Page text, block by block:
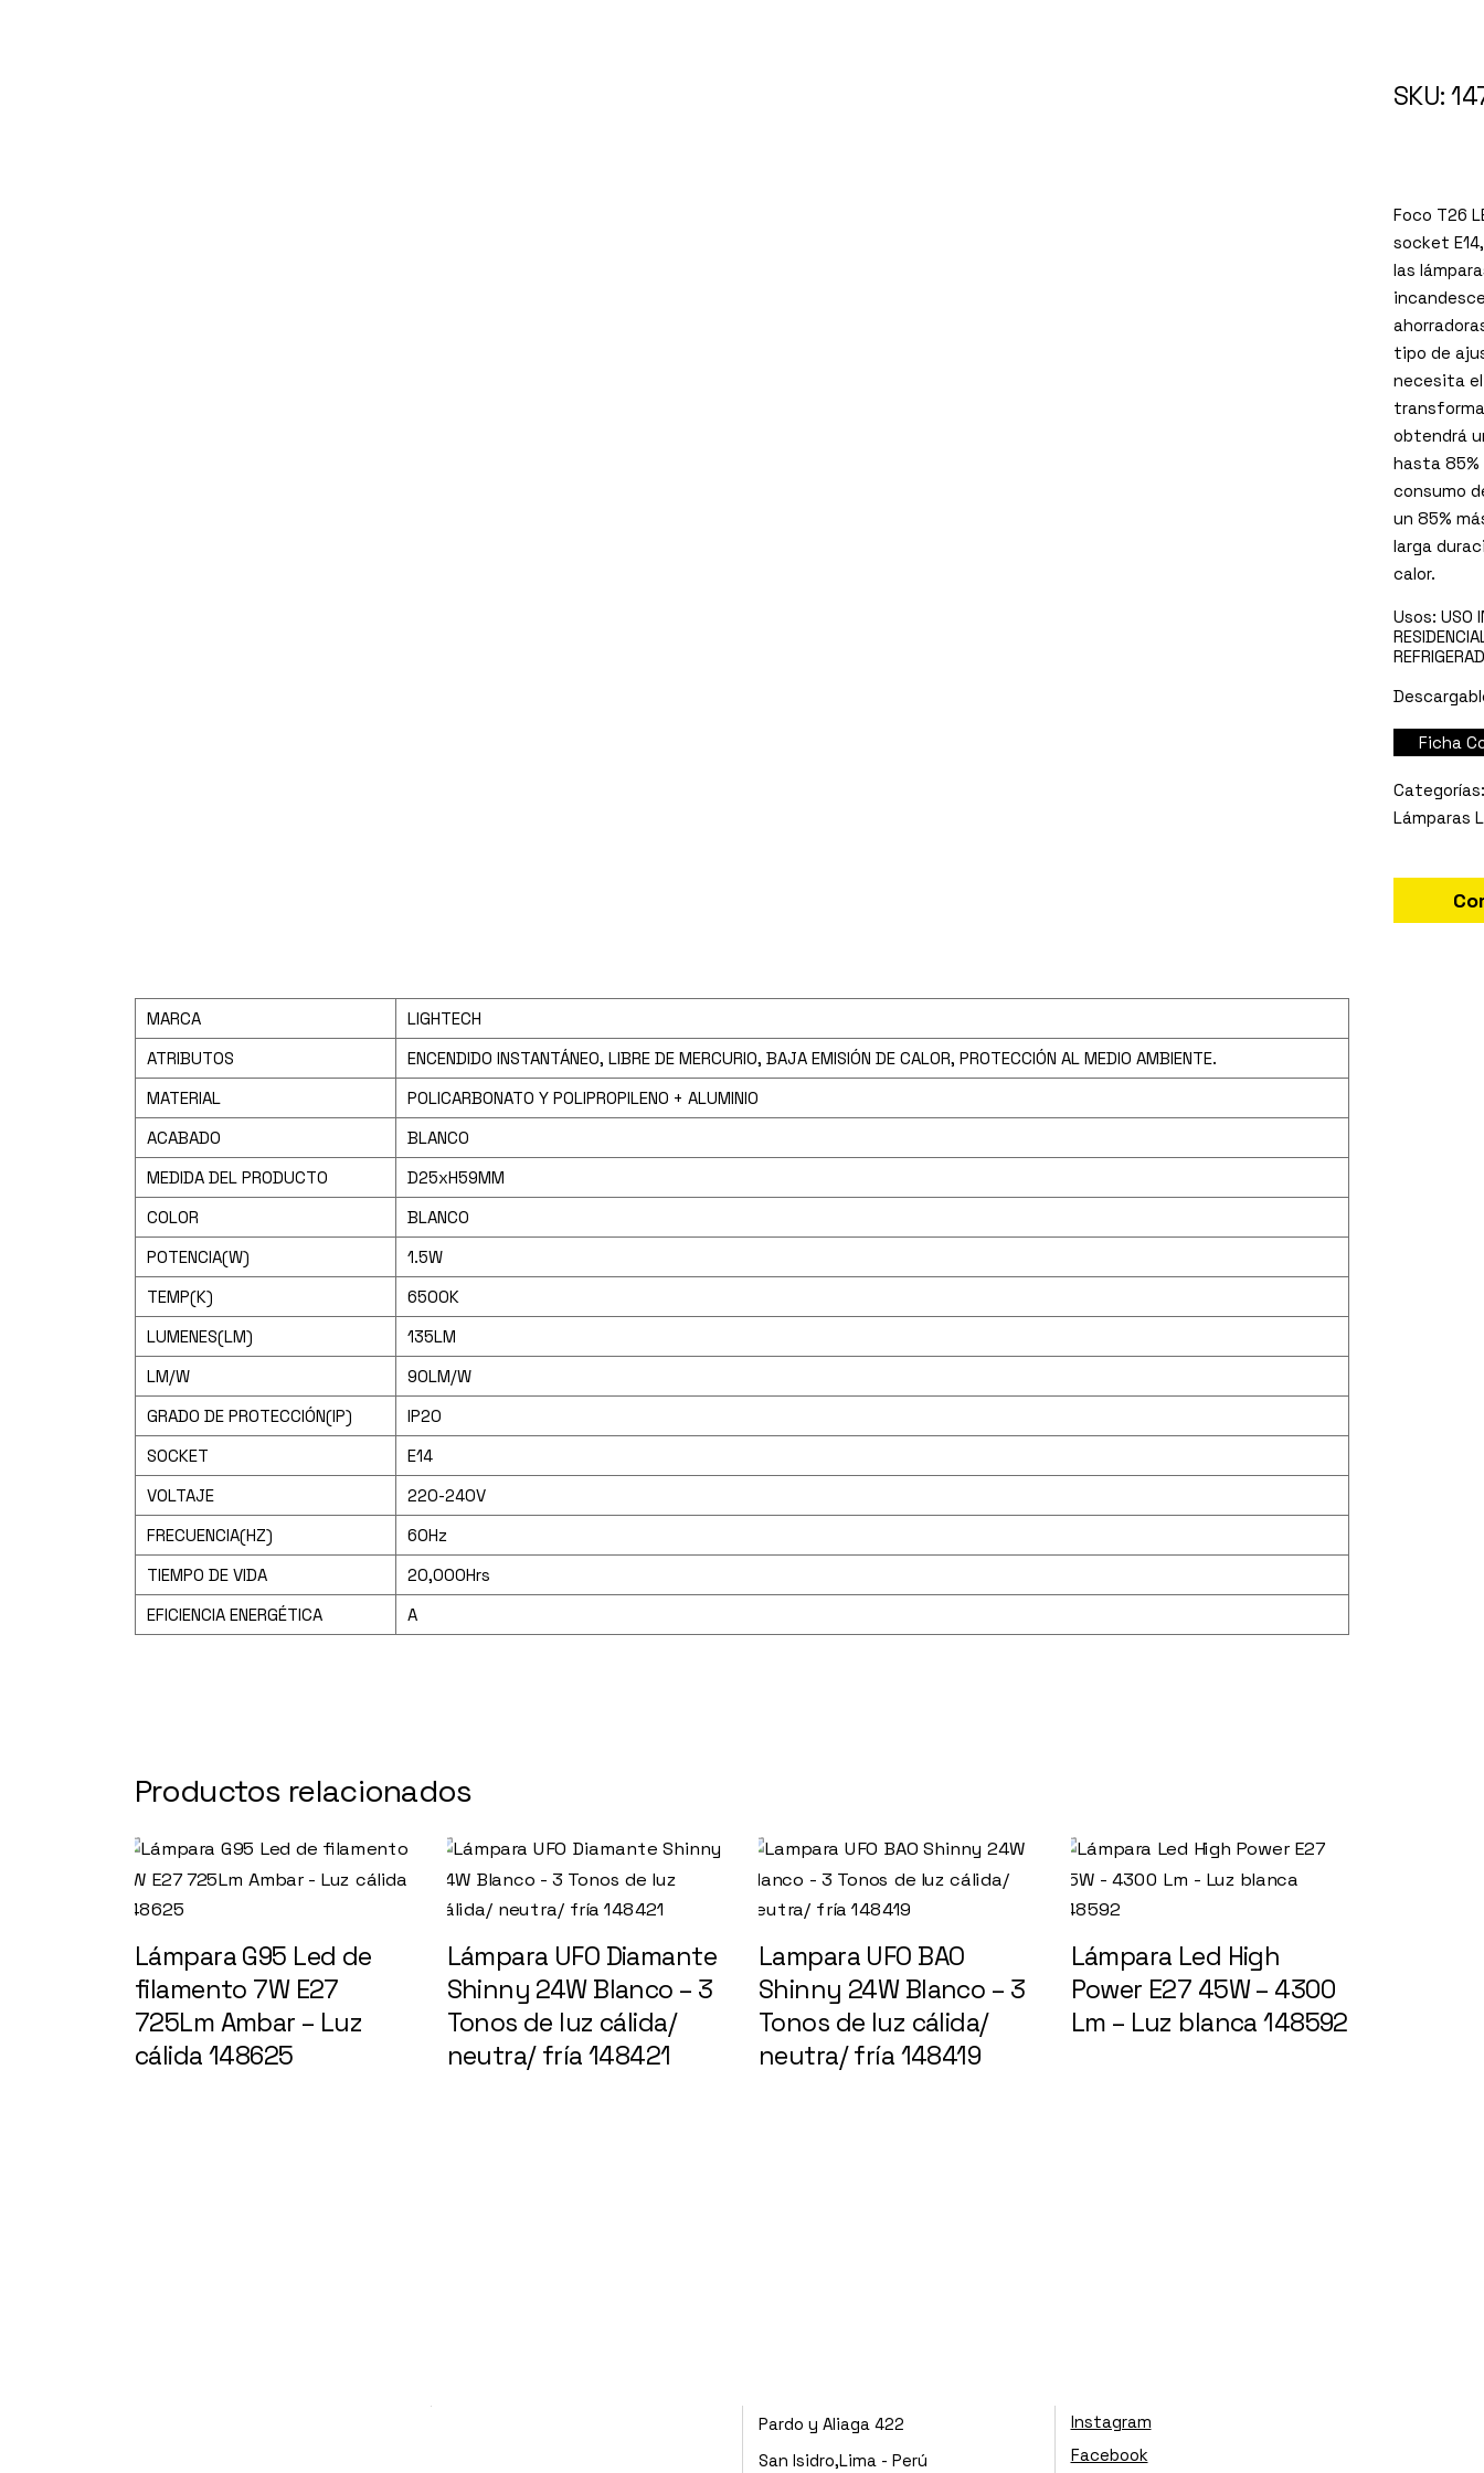
SKU:
Foco T26
socket
las
tipo de
necesita
obtendrá
hasta 85%
consumo
un 85%
larga
calor.
Usos: USO
Ficha
Lámparas
MARCA
LIGHTECH
ATRIBUTOS
ENCENDIDO INSTANTÁNEO, LIBRE DE MERCURIO, BAJA EMISIÓN DE CALOR, PROTECCIÓN AL MEDIO AMBIENTE.
MATERIAL
POLICARBONATO Y POLIPROPILENO + ALUMINIO
ACABADO
BLANCO
MEDIDA DEL PRODUCTO
D25xH59MM
COLOR
BLANCO
POTENCIA(W)
1.5W
TEMP(K)
6500K
LUMENES(LM)
135LM
LM/W
90LM/W
GRADO DE PROTECCIÓN(IP)
IP20
SOCKET
E14
VOLTAJE
220-240V
FRECUENCIA(HZ)
60Hz
TIEMPO DE VIDA
20,000Hrs
EFICIENCIA ENERGÉTICA
A
Productos relacionados
Lámpara G95 Led de
filamento 7W E27
725Lm Ambar – Luz
cálida 148625
Lámpara UFO Diamante
Shinny 24W Blanco – 3
Tonos de luz cálida/
neutra/ fría 148421
Lampara UFO BAO
Shinny 24W Blanco – 3
Tonos de luz cálida/
neutra/ fría 148419
Lámpara Led High
Power E27 45W – 4300
Lm – Luz blanca 148592
Pardo y Aliaga 422
San Isidro,Lima - Perú
Instagram
Facebook